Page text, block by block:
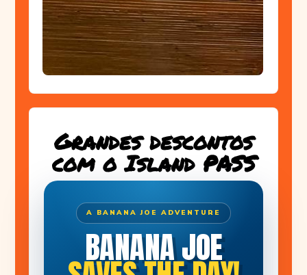
Grandes descontos
com o Island PASS
A BANANA JOE ADVENTURE
BANANA JOE